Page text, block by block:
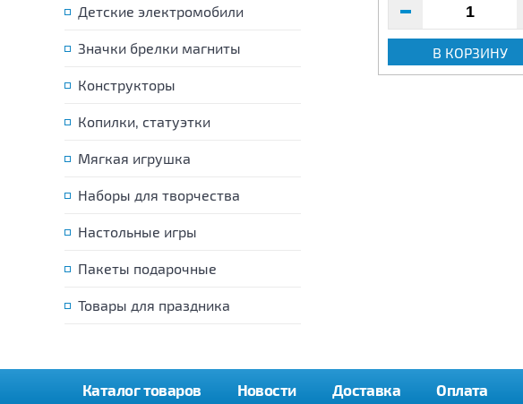
Детские электромобили
Значки брелки магниты
Конструкторы
Копилки, статуэтки
Мягкая игрушка
Наборы для творчества
Настольные игры
Пакеты подарочные
Товары для праздника
В КОРЗИНУ В КОРЗИНУ В КОРЗИНУ
Каталог товаров Новости Доставка Оплата